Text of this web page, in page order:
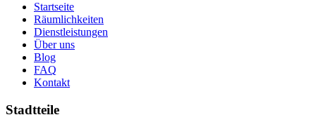
Startseite
Räumlichkeiten
Dienstleistungen
Über uns
Blog
FAQ
Kontakt
Stadtteile